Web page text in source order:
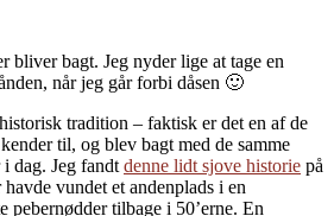
bliver bagt. Jeg nyder lige at tage en
når jeg går forbi dåsen 🙂
tradition – faktisk er det en af de
til, og blev bagt med de samme
dag. Jeg fandt denne lidt sjove historie på
vundet et andenplads i en
pebernødder tilbage i 50’erne. En